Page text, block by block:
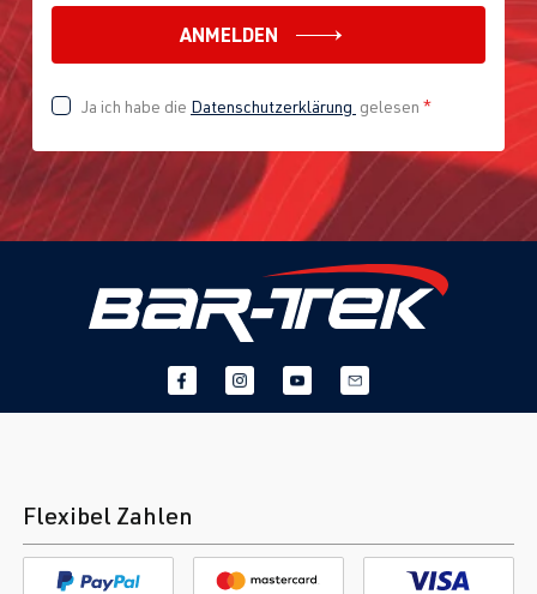
ANMELDEN
Ja ich habe die Datenschutzerklärung gelesen *
Flexibel Zahlen